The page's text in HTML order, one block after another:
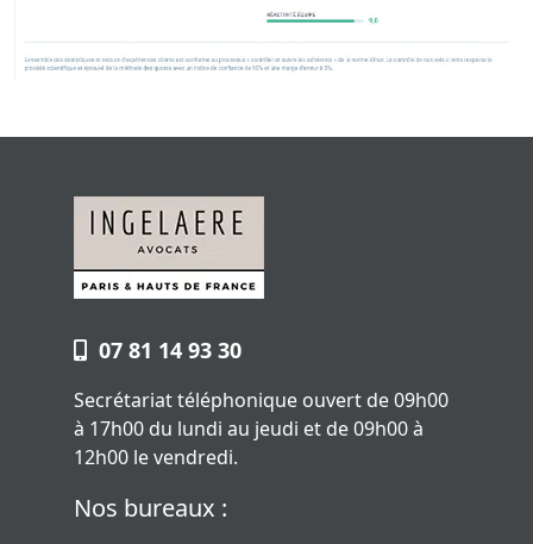
07 81 14 93 30
Secrétariat téléphonique ouvert de 09h00
à 17h00 du lundi au jeudi et de 09h00 à
12h00 le vendredi.
Nos bureaux :